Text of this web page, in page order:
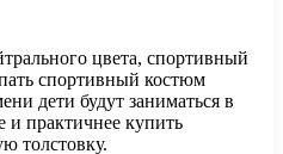
цвета, спортивный
спортивный костюм
дети будут заниматься в
и практичнее купить
толстовку.